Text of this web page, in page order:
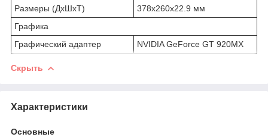
Размеры (ДхШхТ)
378x260x22.9 мм
Графика
Графический адаптер
NVIDIA GeForce GT 920MX
Скрыть
Характеристики
Основные